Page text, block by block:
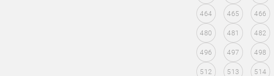
464 465 466
480 481 482
496 497 498
512 513 514